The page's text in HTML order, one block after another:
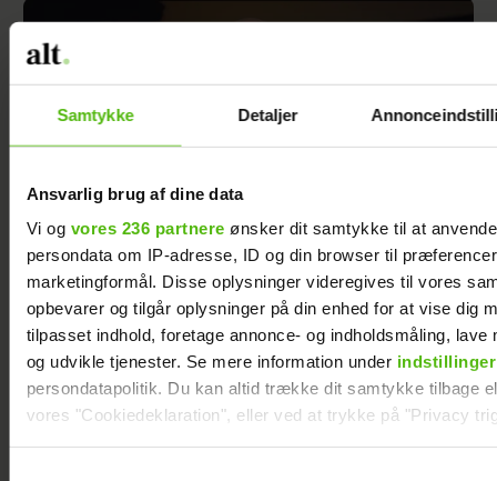
Samtykke Detaljer
Ansvarlig brug af dine data
Vi og vores 236 partnere ønsker dit samtykke til at
persondata om IP-adresse, ID og din browser til
marketingformål. Disse oplysninger videregives til vores
opbevarer og tilgår oplysninger på din enhed for at vise dig
tilpasset indhold, foretage annonce- og indholdsmåling, lave
og udvikle tjenester. Se mere information under indstillinger
persondatapolitik. Du kan altid trække dit samtykke tilbage
vores "Cookiedeklaration", eller ved at trykke på "Privacy
Asbjørn Riis er død